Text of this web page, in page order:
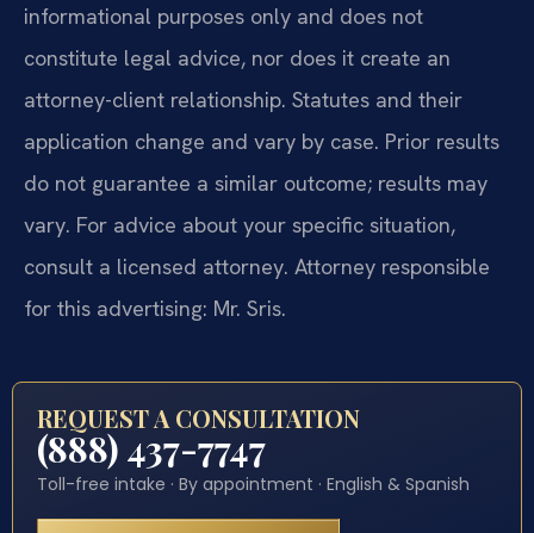
informational purposes only and does not
constitute legal advice, nor does it create an
attorney-client relationship. Statutes and their
application change and vary by case. Prior results
do not guarantee a similar outcome; results may
vary. For advice about your specific situation,
consult a licensed attorney. Attorney responsible
for this advertising: Mr. Sris.
REQUEST A CONSULTATION
(888) 437-7747
Toll-free intake · By appointment · English & Spanish